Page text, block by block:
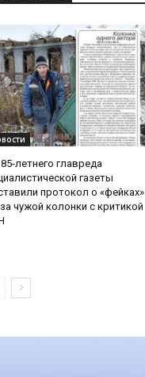
летнего главреда
газеты
протокол о «фейках»
чужой колонки с критикой